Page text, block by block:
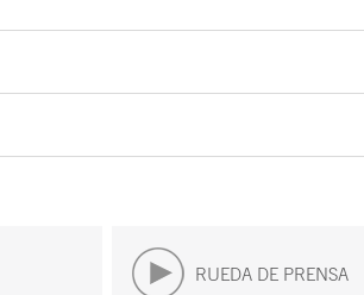
RUEDA DE PRENSA